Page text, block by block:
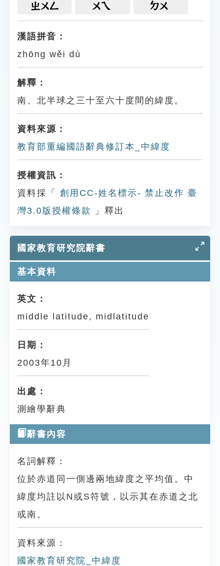
ㄓㄨㄥ ㄨㄟ ㄉㄨ
漢語拼音：
zhōng wěi dù
解釋：
南、北半球之三十至六十度間的緯度。
資料來源：
教育部重編國語辭典修訂本_中緯度
授權資訊：
資料採「
創用CC-姓名標示- 禁止改作 臺
灣3.0版授權條款
」釋出
國家教育研究院辭書
基本資料
英文：
middle latitude, midlatitude
日期：
2003年10月
出處：
測繪學辭典
辭書內容
名詞解釋：
位於赤道同一側邊兩地緯度之平均值。中
緯度均註以N或S符號，以示其在赤道之北
或南。
資料來源：
國家教育研究院_中緯度